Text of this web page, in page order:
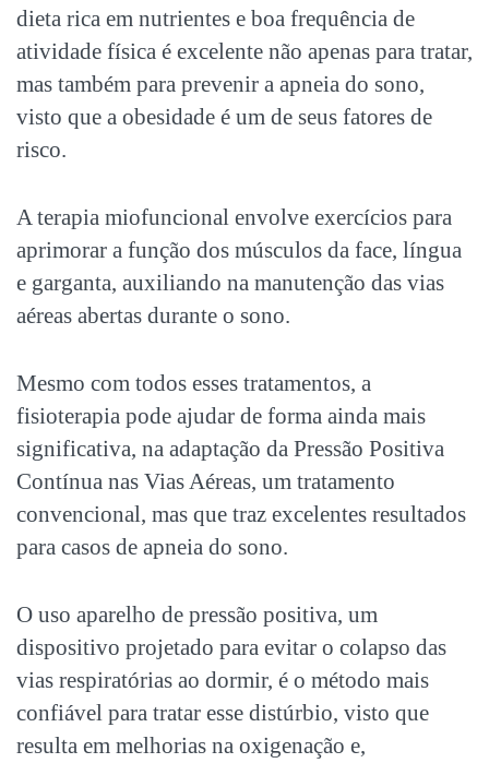
dieta rica em nutrientes e boa frequência de
atividade física é excelente não apenas para tratar,
mas também para prevenir a apneia do sono,
visto que a obesidade é um de seus fatores de
risco.
A terapia miofuncional envolve exercícios para
aprimorar a função dos músculos da face, língua
e garganta, auxiliando na manutenção das vias
aéreas abertas durante o sono.
Mesmo com todos esses tratamentos, a
fisioterapia pode ajudar de forma ainda mais
significativa, na adaptação da Pressão Positiva
Contínua nas Vias Aéreas, um tratamento
convencional, mas que traz excelentes resultados
para casos de apneia do sono.
O uso aparelho de pressão positiva, um
dispositivo projetado para evitar o colapso das
vias respiratórias ao dormir, é o método mais
confiável para tratar esse distúrbio, visto que
resulta em melhorias na oxigenação e,